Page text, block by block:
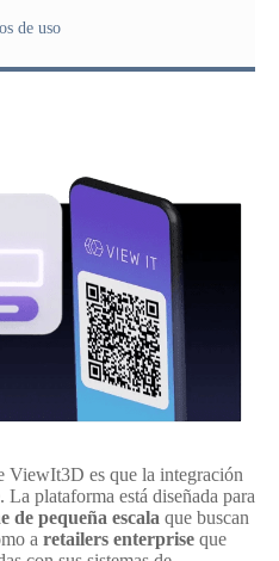
de uso
ViewIt3D es que la integración
. La plataforma está diseñada para
de pequeña escala que buscan
a retailers enterprise que